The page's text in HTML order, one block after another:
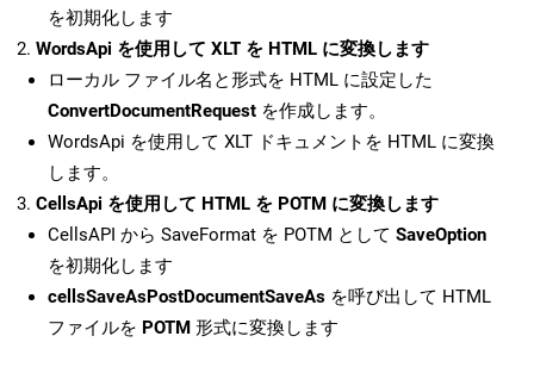
を初期化します
WordsApi を使用して XLT を HTML に変換します
ローカル ファイル名と形式を HTML に設定した
ConvertDocumentRequest を作成します。
WordsApi を使用して XLT ドキュメントを HTML に変換
します。
CellsApi を使用して HTML を POTM に変換します
CellsAPI から SaveFormat を POTM として SaveOption
を初期化します
cellsSaveAsPostDocumentSaveAs を呼び出して HTML
ファイルを POTM 形式に変換します